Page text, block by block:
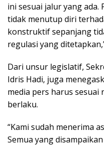
ini sesuai jalur yang ada.
tidak menutup diri
konstruktif sepanjang
regulasi yang
Dari unsur legislatif,
Idris Hadi, juga
media pers harus
berlaku.
“Kami sudah menerima
Semua yang